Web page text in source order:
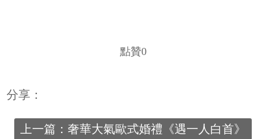
點贊0
分享：
上一篇：奢華大氣歐式婚禮《遇一人白首》